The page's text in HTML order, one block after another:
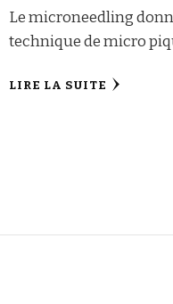
Le microneedling
technique de micro
LIRE LA SUITE